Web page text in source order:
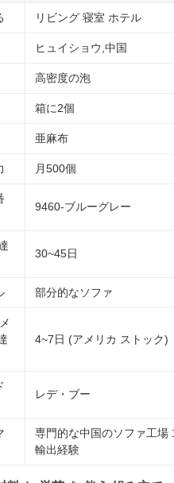
リビング 寝室 ホテル
ヒュイショウ,中国
高密度の泡
箱に2個
亜麻布
月500個
9460-ブルーグレー
30~45日
部分的なソファ
4~7日 (アメリカ ストック)
レデ・ブー
専門的な中国のソファ工場
輸出経験